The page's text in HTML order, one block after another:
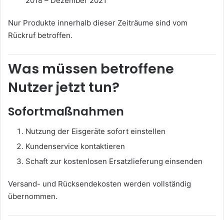
Nur Produkte innerhalb dieser Zeiträume sind vom
Rückruf betroffen.
Was müssen betroffene
Nutzer jetzt tun?
Sofortmaßnahmen
Nutzung der Eisgeräte sofort einstellen
Kundenservice kontaktieren
Schaft zur kostenlosen Ersatzlieferung einsenden
Versand- und Rücksendekosten werden vollständig
übernommen.